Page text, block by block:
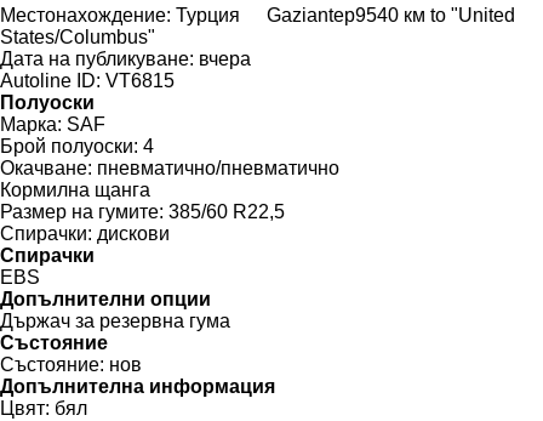
Местонахождение: Турция Gaziantep9540 км to "United
States/Columbus"
Дата на публикуване: вчера
Autoline ID: VT6815
Полуоски
Марка: SAF
Брой полуоски: 4
Окачване: пневматично/пневматично
Кормилна щанга
Размер на гумите: 385/60 R22,5
Спирачки: дискови
Спирачки
EBS
Допълнителни опции
Държач за резервна гума
Състояние
Състояние: нов
Допълнителна информация
Цвят: бял